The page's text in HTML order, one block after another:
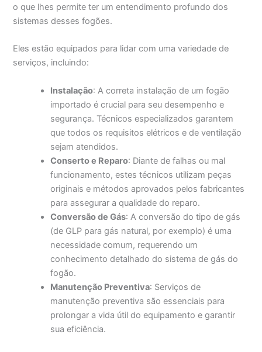
o que lhes permite ter um entendimento profundo dos
sistemas desses fogões.
Eles estão equipados para lidar com uma variedade de
serviços, incluindo:
Instalação: A correta instalação de um fogão
importado é crucial para seu desempenho e
segurança. Técnicos especializados garantem
que todos os requisitos elétricos e de ventilação
sejam atendidos.
Conserto e Reparo: Diante de falhas ou mal
funcionamento, estes técnicos utilizam peças
originais e métodos aprovados pelos fabricantes
para assegurar a qualidade do reparo.
Conversão de Gás: A conversão do tipo de gás
(de GLP para gás natural, por exemplo) é uma
necessidade comum, requerendo um
conhecimento detalhado do sistema de gás do
fogão.
Manutenção Preventiva: Serviços de
manutenção preventiva são essenciais para
prolongar a vida útil do equipamento e garantir
sua eficiência.